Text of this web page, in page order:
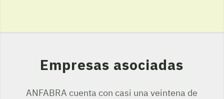
Empresas asociadas
ANFABRA cuenta con casi una veintena de